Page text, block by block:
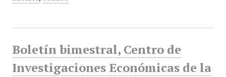
Boletín bimestral, Centro de
Investigaciones Económicas de la